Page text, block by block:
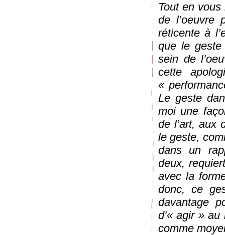
Tout en
de l’oeuvre
réticente à
que le geste
sein de
cette
«
Le geste
moi une
de l’art, aux
le geste,
dans un
deux,
avec la
donc, ce
davantage
d’« agir »
comme